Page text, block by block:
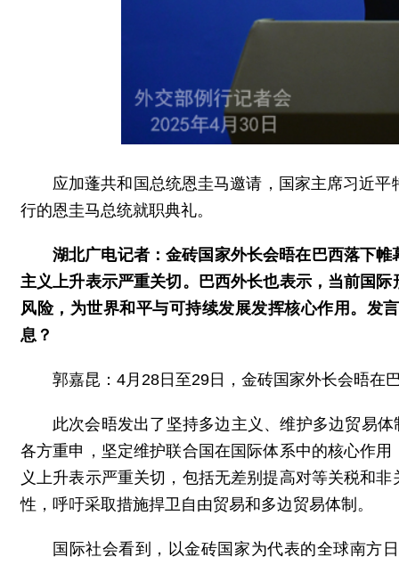
应加蓬共和国总统恩圭马邀请，国家主席习近
行的恩圭马总统就职典礼。
湖北广电记者：金砖国家外长会晤在巴西落下
主义上升表示严重关切。巴西外长也表示，当前国
风险，为世界和平与可持续发展发挥核心作用。发
息？
郭嘉昆：4月28日至29日，金砖国家外长会晤在
此次会晤发出了坚持多边主义、维护多边贸易
各方重申，坚定维护联合国在国际体系中的核心作
义上升表示严重关切，包括无差别提高对等关税和
性，呼吁采取措施捍卫自由贸易和多边贸易体制。
国际社会看到，以金砖国家为代表的全球南方